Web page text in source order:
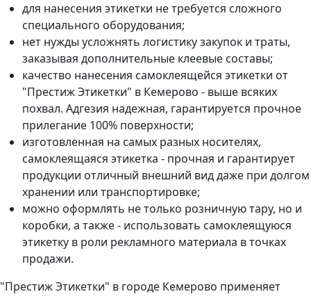
для нанесения этикетки не требуется сложного
специального оборудования;
нет нужды усложнять логистику закупок и траты,
заказывая дополнительные клеевые составы;
качество нанесения самоклеящейся этикетки от
"Престиж Этикетки" в Кемерово - выше всяких
похвал. Адгезия надежная, гарантируется прочное
прилегание 100% поверхности;
изготовленная на самых разных носителях,
самоклеящаяся этикетка - прочная и гарантирует
продукции отличный внешний вид даже при долгом
хранении или транспортировке;
можно оформлять не только розничную тару, но и
коробки, а также - использовать самоклеящуюся
этикетку в роли рекламного материала в точках
продажи.
"Престиж Этикетки" в городе Кемерово применяет